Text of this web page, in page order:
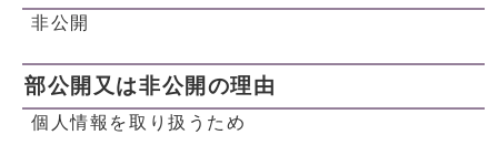
非公開
部公開又は非公開の理由
個人情報を取り扱うため